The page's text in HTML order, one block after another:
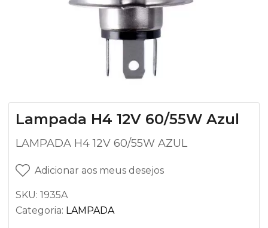
Lampada H4 12V 60/55W Azul
LAMPADA H4 12V 60/55W AZUL
Adicionar aos meus desejos
SKU: 1935A
Categoria: LAMPADA